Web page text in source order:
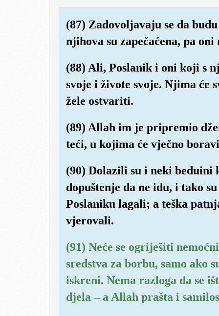
(87) Zadovoljavaju se da
njihova su zapečaćena, pa oni
(88) Ali, Poslanik i oni koji s
svoje i živote svoje. Njima će
žele ostvariti.
(89) Allah im je pripremio
teći, u kojima će vječno
(90) Dolazili su i neki
dopuštenje da ne idu, i tako
Poslaniku lagali; a teška
vjerovali.
(91) Neće se ogriješiti
sredstva za borbu, samo ako
iskreni. Nema razloga da se
djela – a Allah prašta i